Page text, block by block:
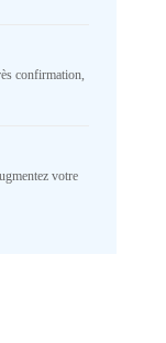
to
confirmation,
votre